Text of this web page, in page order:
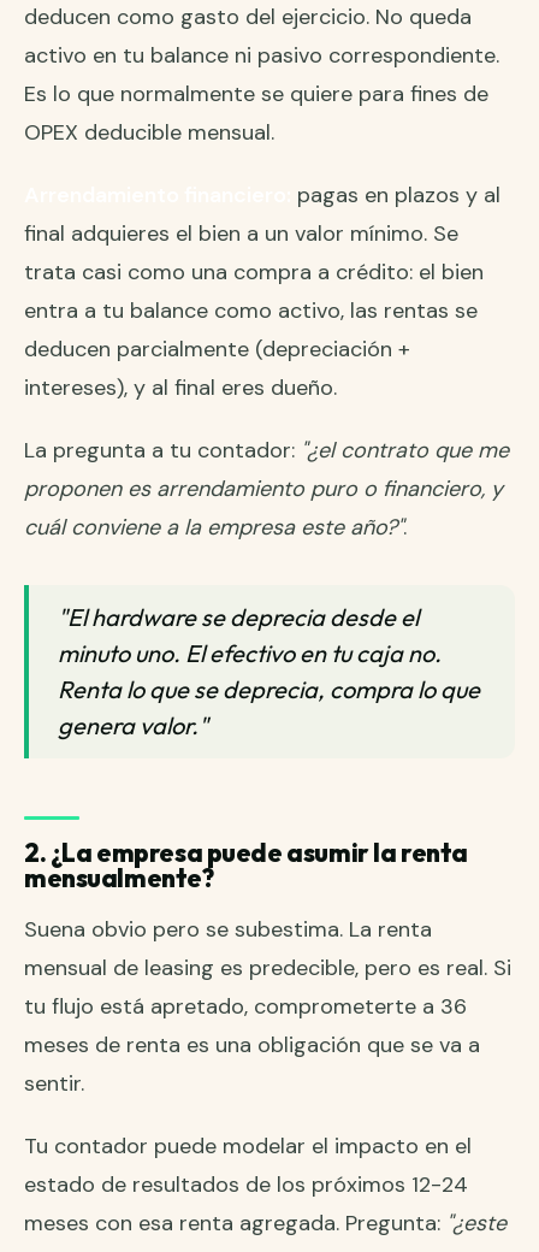
deducen como gasto del ejercicio. No queda
activo en tu balance ni pasivo correspondiente.
Es lo que normalmente se quiere para fines de
OPEX deducible mensual.
pagas en plazos y al
final adquieres el bien a un valor mínimo. Se
trata casi como una compra a crédito: el bien
entra a tu balance como activo, las rentas se
deducen parcialmente (depreciación +
intereses), y al final eres dueño.
La pregunta a tu contador: "¿el contrato que me
proponen es arrendamiento puro o financiero, y
cuál conviene a la empresa este año?".
"El hardware se deprecia desde el
minuto uno. El efectivo en tu caja no.
Renta lo que se deprecia, compra lo que
genera valor."
2. ¿La empresa puede asumir la renta
mensualmente?
Suena obvio pero se subestima. La renta
mensual de leasing es predecible, pero es real. Si
tu flujo está apretado, comprometerte a 36
meses de renta es una obligación que se va a
sentir.
Tu contador puede modelar el impacto en el
estado de resultados de los próximos 12-24
meses con esa renta agregada. Pregunta: "¿este